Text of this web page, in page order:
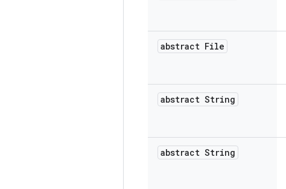
abstract File
abstract String
abstract String